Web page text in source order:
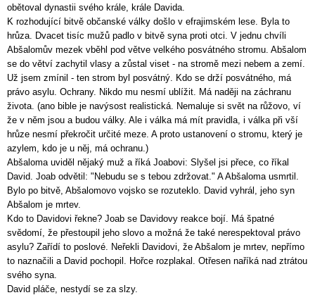
obětoval dynastii svého krále, krále Davida.
K rozhodující bitvě občanské války došlo v efrajimském lese. Byla to
hrůza. Dvacet tisíc mužů padlo v bitvě syna proti otci. V jednu chvíli
Abšalomův mezek vběhl pod větve velkého posvátného stromu. Abšalom
se do větví zachytil vlasy a zůstal viset - na stromě mezi nebem a zemí.
Už jsem zmínil - ten strom byl posvátný. Kdo se drží posvátného, má
právo asylu. Ochrany. Nikdo mu nesmí ublížit. Má naději na záchranu
života. (ano bible je navýsost realistická. Nemaluje si svět na růžovo, ví
že v něm jsou a budou války. Ale i válka má mít pravidla, i válka při vší
hrůze nesmí překročit určité meze. A proto ustanovení o stromu, který je
azylem, kdo je u něj, má ochranu.)
Abšaloma uviděl nějaký muž a říká Joabovi: Slyšel jsi přece, co říkal
David. Joab odvětil: "Nebudu se s tebou zdržovat." A Abšaloma usmrtil.
Bylo po bitvě, Abšalomovo vojsko se rozuteklo. David vyhrál, jeho syn
Abšalom je mrtev.
Kdo to Davidovi řekne? Joab se Davidovy reakce bojí. Má špatné
svědomí, že přestoupil jeho slovo a možná že také nerespektoval právo
asylu? Zařídí to poslové. Neřekli Davidovi, že Abšalom je mrtev, nepřímo
to naznačili a David pochopil. Hořce rozplakal. Otřesen naříká nad ztrátou
svého syna.
David pláče, nestydí se za slzy.